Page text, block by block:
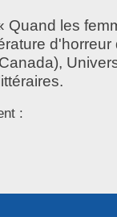
Quand les
: